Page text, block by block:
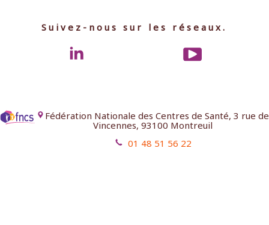
Suivez-nous sur les réseaux.
Fédération Nationale des Centres de Santé, 3 rue de
Vincennes, 93100 Montreuil
01 48 51 56 22